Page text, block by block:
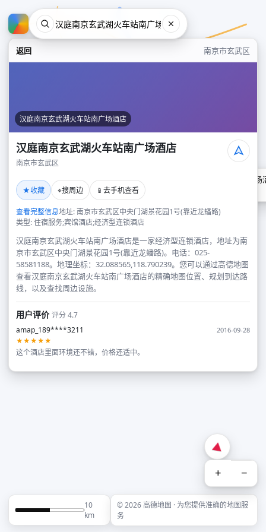
返回 南京市玄武区
汉庭南京玄武湖火车站南广场酒店
汉庭南京玄武湖火车站南广场酒店
南京市玄武区
★收藏 ⌖搜周边 📱 去手机查看
查看完整信息地址: 南京市玄武区中央门湖景花园1号(靠近龙蟠路)
类型: 住宿服务;宾馆酒店;经济型连锁酒店
汉庭南京玄武湖火车站南广场酒店是一家经济型连锁酒店，地址为南
京市玄武区中央门湖景花园1号(靠近龙蟠路)。电话：025-
58581188。地理坐标：32.088565,118.790239。您可以通过高德地图
查看汉庭南京玄武湖火车站南广场酒店的精确地图位置、规划到达路
线，以及查找周边设施。
用户评价评分 4.7
amap_189****3211
2016-09-28
★★★★★
这个酒店里面环境还不错，价格还适中。
汉庭南京玄武湖火车站南广场
+ −
10
km
© 2026 高德地图 · 为您提供准确的地图服
务